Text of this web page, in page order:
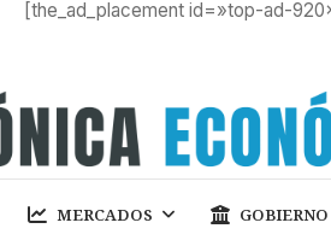
[the_ad_placement id=»top-ad-
MERCADOS GOBIERNO